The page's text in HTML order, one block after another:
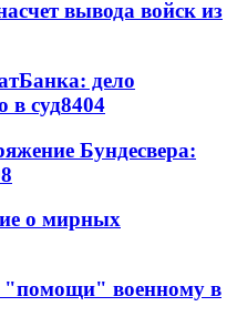
вывода войск из
дело
в суд8404
Бундесвера:
о мирных
военному в